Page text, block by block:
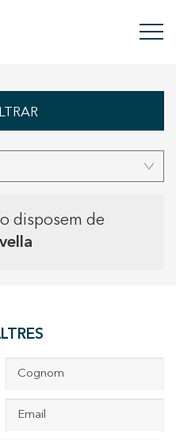
disposem de